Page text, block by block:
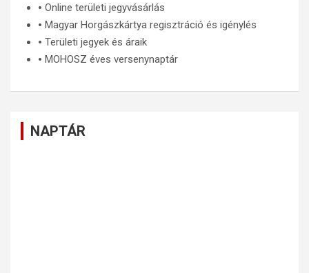
🞄 Online területi jegyvásárlás
🞄 Magyar Horgászkártya regisztráció és igénylés
🞄 Területi jegyek és áraik
🞄 MOHOSZ éves versenynaptár
NAPTÁR